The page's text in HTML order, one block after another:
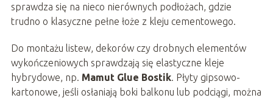
sprawdza się na nieco nierównych podłożach, gdzie
trudno o klasyczne pełne łoże z kleju cementowego.
Do montażu listew, dekorów czy drobnych elementów
wykończeniowych sprawdzają się elastyczne kleje
hybrydowe, np. Mamut Glue Bostik. Płyty gipsowo-
kartonowe, jeśli osłaniają boki balkonu lub podciągi, można